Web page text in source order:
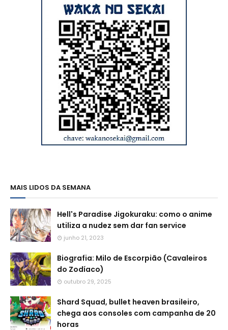
MAIS LIDOS DA SEMANA
Hell's Paradise Jigokuraku: como o anime
utiliza a nudez sem dar fan service
junho 21, 2023
Biografia: Milo de Escorpião (Cavaleiros
do Zodíaco)
outubro 29, 2025
Shard Squad, bullet heaven brasileiro,
chega aos consoles com campanha de 20
horas